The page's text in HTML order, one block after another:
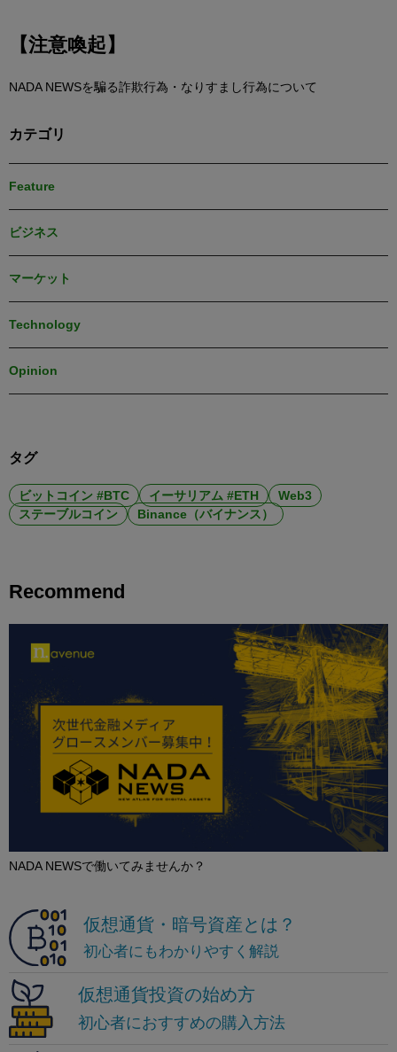
【注意喚起】
NADA NEWSを騙る詐欺行為・なりすまし行為について
カテゴリ
Feature
ビジネス
マーケット
Technology
Opinion
タグ
ビットコイン #BTC イーサリアム #ETH
Web3
ステーブルコイン
Binance（バイナンス）
Recommend
NADA NEWSで働いてみませんか？